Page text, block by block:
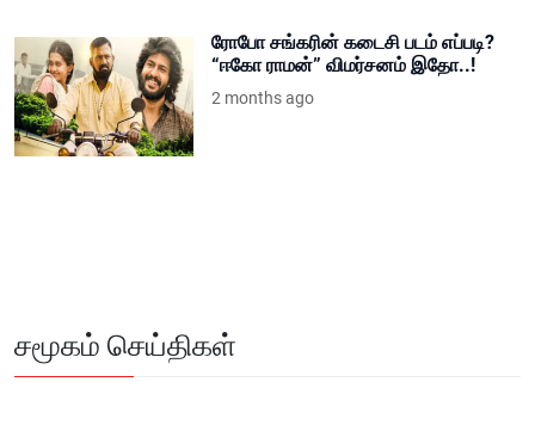
ரோபோ சங்கரின் கடைசி படம் எப்படி?
“ஈகோ ராமன்” விமர்சனம் இதோ..!
2 months ago
சமூகம் செய்திகள்